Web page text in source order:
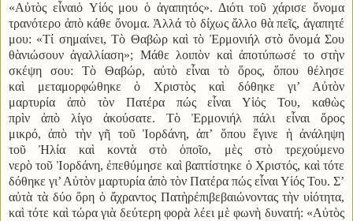
«Αὐτὸς εἶναιὁ Υἱός μου ὁ ἀγαπητός». Διότι τοῦ χάρισε ὄνομα
τρανότερο ἀπὸ κάθε ὄνομα. Ἀλλά τὸ δίχως ἄλλο θὰ πεῖς, ἀγαπητέ
μου: «Τί σημαίνει, Τὸ Θαβὼρ καὶ τὸ Ἐρμονιήλ στὸ ὄνομά Σου
θὰνιώσουν ἀγαλλίαση»; Μάθε λοιπὸν καὶ ἀποτύπωσέ το στὴν
σκέψη σου: Τὸ Θαβώρ, αὐτὸ εἶναι τὸ ὅρος, ὅπου θέλησε
καὶ μεταμορφώθηκε ὁ Χριστὸς καὶ δόθηκε γι’ Αὐτὸν
μαρτυρία ἀπὸ τὸν Πατέρα πώς εἶναι Υἱός Του, καθὼς
πρὶν ἀπὸ λίγο ἀκούσατε. Τὸ Ἐρμονιήλ πάλι εἶναι ὅρος
μικρό, ἀπὸ τὴν γῆ τοῦ Ἰορδάνη, ἀπ’ ὅπου ἔγινε ἡ ἀνάληψη
τοῦ Ἠλία καὶ κοντὰ στὸ ὁποῖο, μὲς στὸ τρεχούμενο
νερὸ τοῦ Ἰορδάνη, ἐπεθύμησε καὶ βαπτίστηκε ὁ Χριστός, καὶ τότε
δόθηκε γι’ Αὐτὸν μαρτυρία ἀπὸ τὸν Πατέρα πώς εἶναι Υἱός Του. Σ’
αὐτὰ τὰ δύο ὄρη ὁ ἄχραντος Πατὴρἐπιβεβαιώνοντας τὴν υἱότητα,
καὶ τότε καὶ τώρα γιὰ δεύτερη φορὰ λέει μὲ φωνὴ δυνατή: «Αὐτὸς